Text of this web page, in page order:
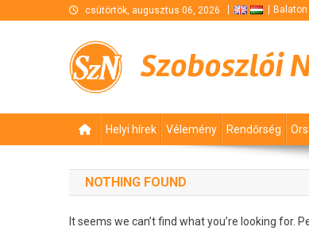
csütörtök, augusztus 06, 2026 Balaton
Szoboszlói
Helyi hírek Vélemény Rendőrség
NOTHING FOUND
It seems we can’t find what you’re looking for.